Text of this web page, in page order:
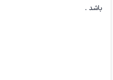
باشد .